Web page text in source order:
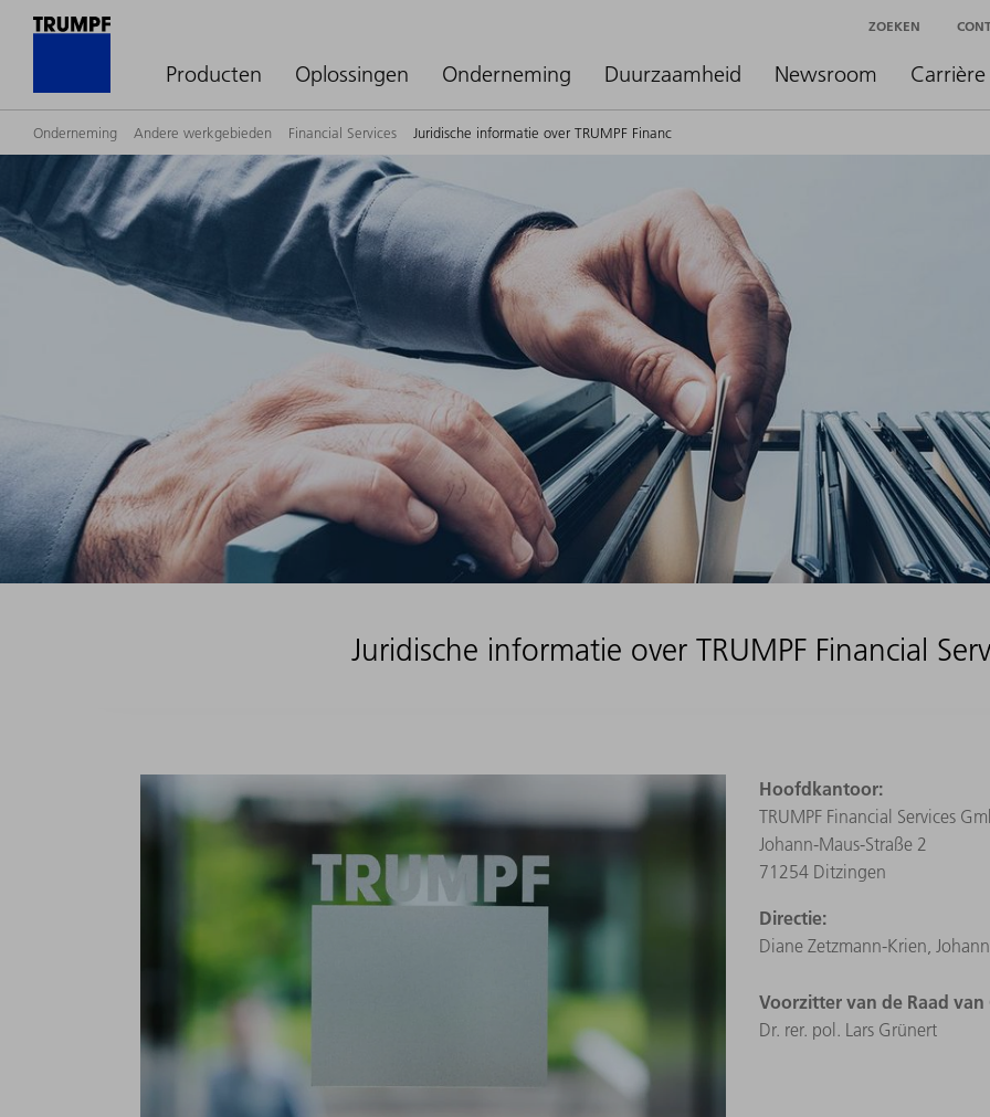
Producten Oplossingen Onderneming Duurzaamheid Newsroom Carrière
ZOEKEN
Onderneming Andere werkgebieden Financial Services Juridische informatie over TRUMPF Financ
Juridische informatie over TRUMPF Financial
Hoofdkantoor:
TRUMPF Financial Services
Johann-Maus-Straße 2
71254 Ditzingen
Directie:
Diane Zetzmann‑Krien,
Voorzitter van de Raad van
Dr. rer. pol. Lars Grünert